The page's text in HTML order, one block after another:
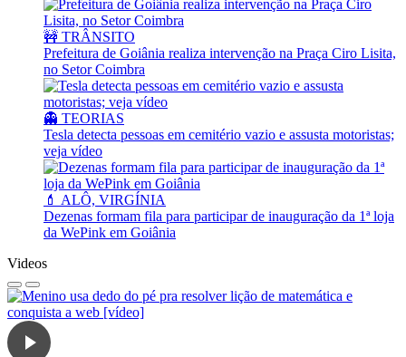
🚧 TRÂNSITO
Prefeitura de Goiânia realiza intervenção na Praça Ciro Lisita,
no Setor Coimbra
👻 TEORIAS
Tesla detecta pessoas em cemitério vazio e assusta motoristas;
veja vídeo
💄 ALÔ, VIRGÍNIA
Dezenas formam fila para participar de inauguração da 1ª loja
da WePink em Goiânia
Videos